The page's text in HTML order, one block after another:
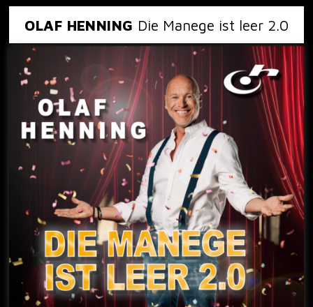
OLAF HENNING Die Manege ist leer 2.0